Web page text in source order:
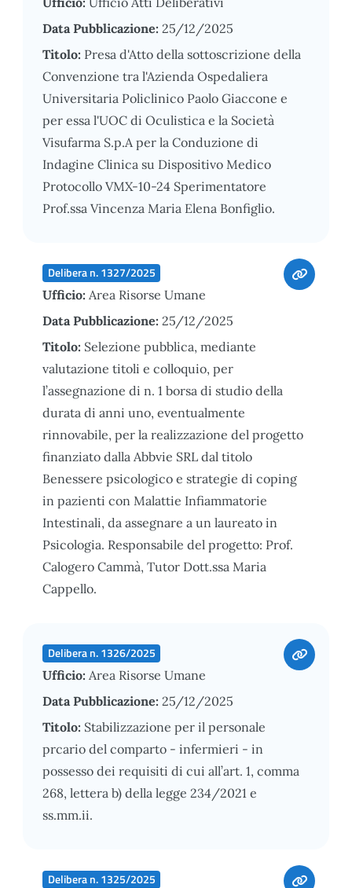
Data Pubblicazione: 25/12/2025
Titolo: Presa d'Atto della sottoscrizione della
Convenzione tra l'Azienda Ospedaliera
Universitaria Policlinico Paolo Giaccone e
per essa l'UOC di Oculistica e la Società
Visufarma S.p.A per la Conduzione di
Indagine Clinica su Dispositivo Medico
Protocollo VMX-10-24 Sperimentatore
Prof.ssa Vincenza Maria Elena Bonfiglio.
Delibera n. 1327/2025
Ufficio: Area Risorse Umane
Data Pubblicazione: 25/12/2025
Titolo: Selezione pubblica, mediante
valutazione titoli e colloquio, per
l’assegnazione di n. 1 borsa di studio della
durata di anni uno, eventualmente
rinnovabile, per la realizzazione del progetto
finanziato dalla Abbvie SRL dal titolo
Benessere psicologico e strategie di coping
in pazienti con Malattie Infiammatorie
Intestinali, da assegnare a un laureato in
Psicologia. Responsabile del progetto: Prof.
Calogero Cammà, Tutor Dott.ssa Maria
Cappello.
Delibera n. 1326/2025
Ufficio: Area Risorse Umane
Data Pubblicazione: 25/12/2025
Titolo: Stabilizzazione per il personale
prcario del comparto - infermieri - in
possesso dei requisiti di cui all’art. 1, comma
268, lettera b) della legge 234/2021 e
ss.mm.ii.
Delibera n. 1325/2025